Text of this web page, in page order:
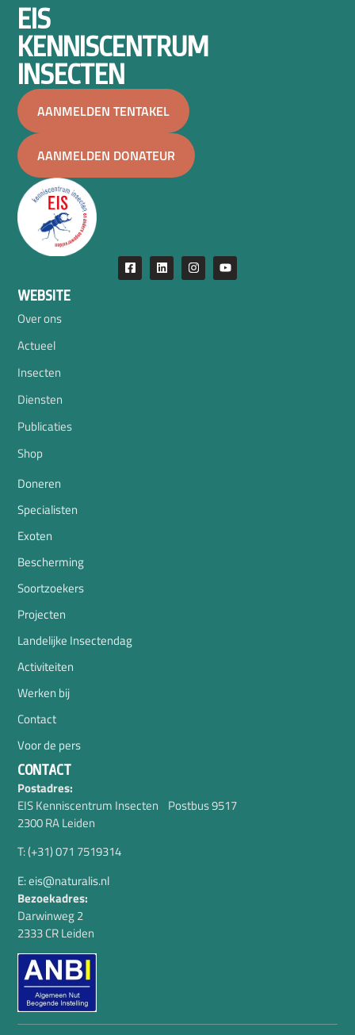
EIS
KENNISCENTRUM
INSECTEN
AANMELDEN TENTAKEL
AANMELDEN DONATEUR
WEBSITE
Over ons
Actueel
Insecten
Diensten
Publicaties
Shop
Doneren
Specialisten
Exoten
Bescherming
Soortzoekers
Projecten
Landelijke Insectendag
Activiteiten
Werken bij
Contact
Voor de pers
CONTACT
Postadres:
EIS Kenniscentrum Insecten Postbus 9517
2300 RA Leiden
T: (+31) 071 7519314
E: eis@naturalis.nl
Bezoekadres:
Darwinweg 2
2333 CR Leiden